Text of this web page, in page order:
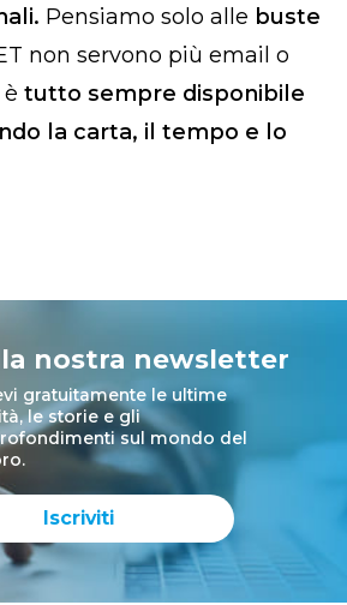
Pensiamo solo alle buste
non servono più email o
tutto sempre disponibile
la carta, il tempo e lo
nostra newsletter
gratuitamente le ultime
le storie e gli
sul mondo del
Iscriviti